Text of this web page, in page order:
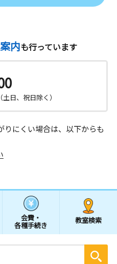
内も行っています
日、祝日除く）
りにくい場合は、以下からも
会費・
各種手続き
教室検索